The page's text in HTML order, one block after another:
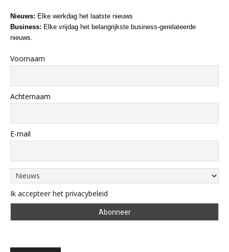
Nieuws: Elke werkdag het laatste nieuws
Business: Elke vrijdag het belangrijkste business-gerelateerde
nieuws.
Voornaam
Achternaam
E-mail
Ik accepteer het privacybeleid